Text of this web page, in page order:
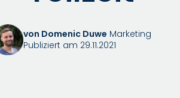
von Domenic Duwe Marketing
Publiziert am 29.11.2021